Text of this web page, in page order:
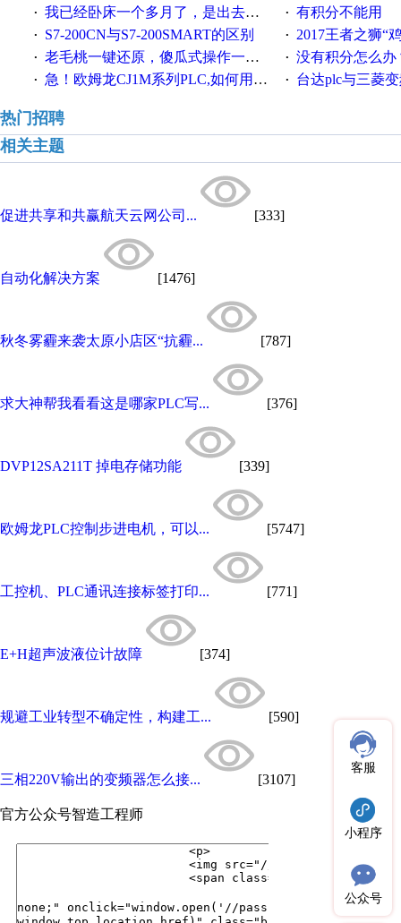
· 我已经卧床一个多月了，是出去安装机械手在高速遭遇车祸所致:大家工作都要特别注意啊 · 有积分不能用
· S7-200CN与S7-200SMART的区别 · 2017王者之狮“鸡”情签到
· 老毛桃一键还原，傻瓜式操作一键轻松备份还原；程序为向导式安装，一键即可实现自动备份或还原系统。 · 没有积分怎么办
· 急！欧姆龙CJ1M系列PLC,如何用时间控制变频器。要求时间在组态王中可以自由输入！拜托各位大神了！ · 台达plc与三菱
热门招聘
相关主题
促进共享和共赢航天云网公司... [333]
自动化解决方案 [1476]
秋冬雾霾来袭太原小店区“抗霾... [787]
求大神帮我看看这是哪家PLC写... [376]
DVP12SA211T 掉电存储功能 [339]
欧姆龙PLC控制步进电机，可以... [5747]
工控机、PLC通讯连接标签打印... [771]
E+H超声波液位计故障 [374]
规避工业转型不确定性，构建工... [590]
三相220V输出的变频器怎么接... [3107]
官方公众号智造工程师
客服
小程序
公众号